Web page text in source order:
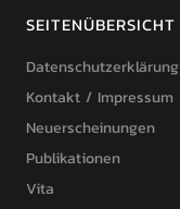
SEITENÜBERSICHT
Datenschutzerklärung
Kontakt / Impressum
Neuerscheinungen
Publikationen
Vita